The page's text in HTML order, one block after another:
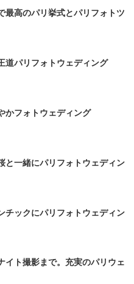
最高のパリ挙式とパリフォトツ
道パリフォトウェディング
かフォトウェディング
と一緒にパリフォトウェディン
チックにパリフォトウェディン
イト撮影まで。充実のパリウェ